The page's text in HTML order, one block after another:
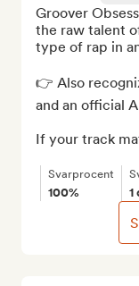
Groover
the raw talent
type of rap in
👉 Also
and an official
If your track
Svarprocent
100% 1